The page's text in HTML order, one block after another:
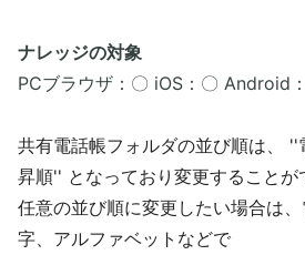
ナレッジの対象
PCブラウザ：〇 iOS：〇 Android
共有電話帳フォルダの並び順は、 ''
昇順'' となっており変更することが
任意の並び順に変更したい場合は
字、アルファベットなどで